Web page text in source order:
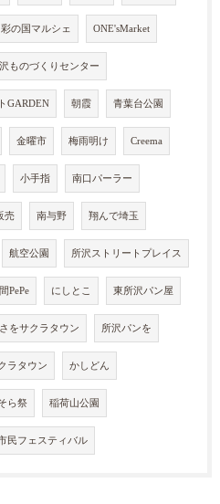
彩の国マルシェ ONE'sMarket
ものづくりセンター
GARDEN 朝霞 青葉台公園
金曜市 梅雨明け Creema
小手指 南口パーラー
売 南与野 翔んで埼玉
航空公園 所沢ストリートプレイス
PePe にしとこ 東所沢パン屋
をサクラタウン 所沢パンを
ラタウン かしどん
ら祭 稲荷山公園
民フェスティバル